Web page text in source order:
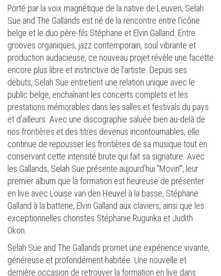
Porté par la voix magnétique de la native de Leuven, Selah
Sue and The Gallands est né de la rencontre entre l’icône
belge et le duo père-fils Stéphane et Elvin Galland. Entre
grooves organiques, jazz contemporain, soul vibrante et
production audacieuse, ce nouveau projet révèle une facette
encore plus libre et instinctive de l’artiste. Depuis ses
débuts, Selah Sue entretient une relation unique avec le
public belge, enchaînant les concerts complets et les
prestations mémorables dans les salles et festivals du pays
et d’ailleurs. Avec une discographie saluée bien au-delà de
nos frontières et des titres devenus incontournables, elle
continue de repousser les frontières de sa musique tout en
conservant cette intensité brute qui fait sa signature. Avec
les Gallands, Selah Sue présente aujourd’hui “Movin’”, leur
premier album que la formation est heureuse de présenter
en live avec Louise van den Heuvel à la basse, Stéphane
Galland à la batterie, Elvin Galland aux claviers, ainsi que les
exceptionnelles choristes Stéphanie Rugurika et Judith
Okon.
Selah Sue and The Gallands promet une expérience vivante,
généreuse et profondément habitée. Une nouvelle et
dernière occasion de retrouver la formation en live dans